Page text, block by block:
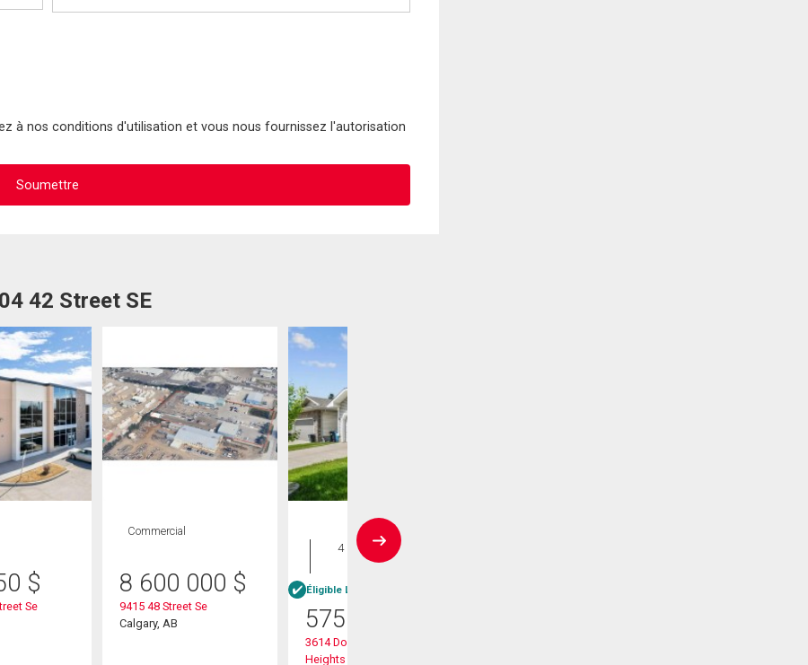
à nos conditions d'utilisation et vous nous fournissez l'autorisation
42 Street SE
$
Se
Commercial
8 600 000 $
9415 48 Street Se
Calgary, AB
Maison
4 CAC , 3
SDB
Éligible Louer pour acheter
575 000
3614 Douglas Woods
Heights Se